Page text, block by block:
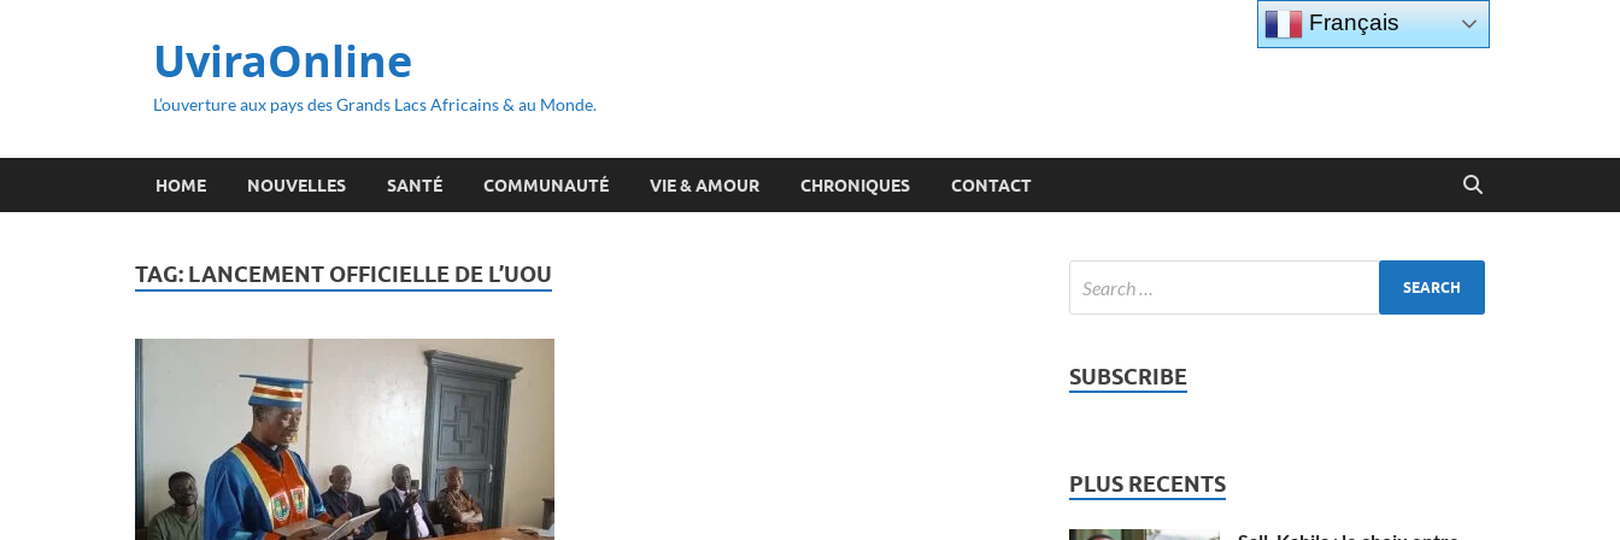
UviraOnline
L’ouverture aux pays des Grands Lacs Africains & au Monde.
HOME NOUVELLES SANTÉ COMMUNAUTÉ VIE & AMOUR CHRONIQUES CONTACT
TAG: LANCEMENT OFFICIELLE DE L’UOU
SUBSCRIBE
PLUS RECENTS
Français